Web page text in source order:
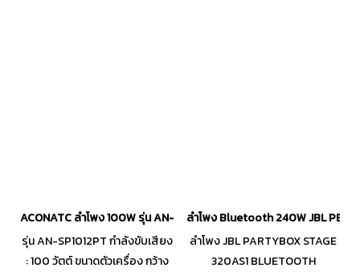
ACONATC ลำโพง 100W รุ่น AN-SP1012PT
รุ่น AN-SP1012PT กำลังขับเสียง
: 100 วัตต์ ขนาดตัวเครื่อง กว้าง
ลำโพง Bluetooth 240W JBL
ลำโพง JBL PARTYBOX STAGE
320AS1 BLUETOOTH